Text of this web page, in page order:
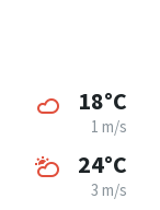
18°C
1 m/s
24°C
3 m/s